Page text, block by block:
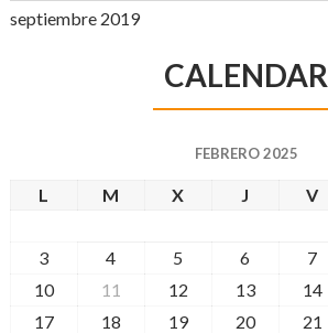
septiembre 2019
CALENDAR
FEBRERO 2025
L M X J V
3
4 5 6 7
10
11 12 13 14
17
18 19 20 21